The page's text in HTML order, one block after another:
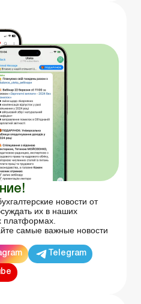
новости от
их в наших
платформах.
самые важные новости
Telegram